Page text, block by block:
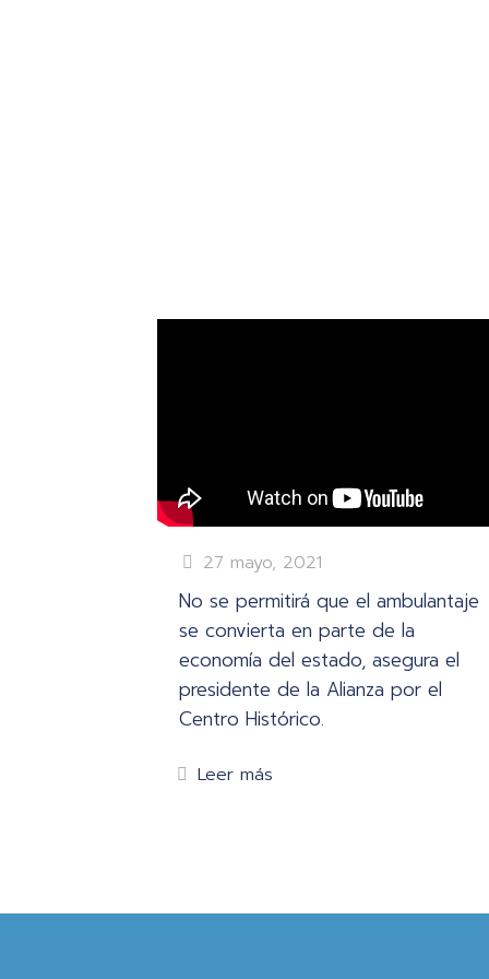
27 mayo, 2021
No se permitirá que el ambulantaje
se convierta en parte de la
economía del estado, asegura el
presidente de la Alianza por el
Centro Histórico.
Leer más